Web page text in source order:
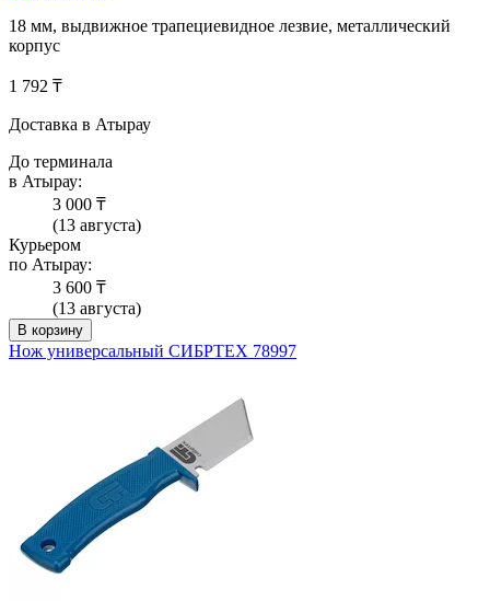
18 мм, выдвижное трапециевидное лезвие, металлический
корпус
1 792 ₸
Доставка в Атырау
До терминала
в Атырау:
3 000 ₸
(13 августа)
Курьером
по Атырау:
3 600 ₸
(13 августа)
В корзину
Нож универсальный СИБРТЕХ 78997